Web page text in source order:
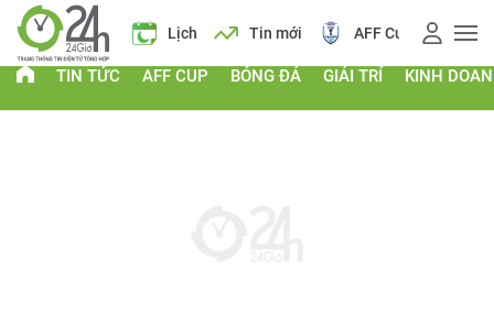
Giá vàng Lịch Tin mới AFF Cup Giá
TIN TỨC AFF CUP BÓNG ĐÁ GIẢI TRÍ KINH